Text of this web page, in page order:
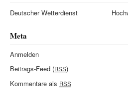
Deutscher Wetterdienst
Meta
Anmelden
Beitrags-Feed (RSS)
Kommentare als RSS